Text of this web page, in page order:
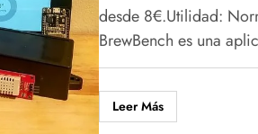
desde 8€.Utilidad:
BrewBench es una
Leer Más